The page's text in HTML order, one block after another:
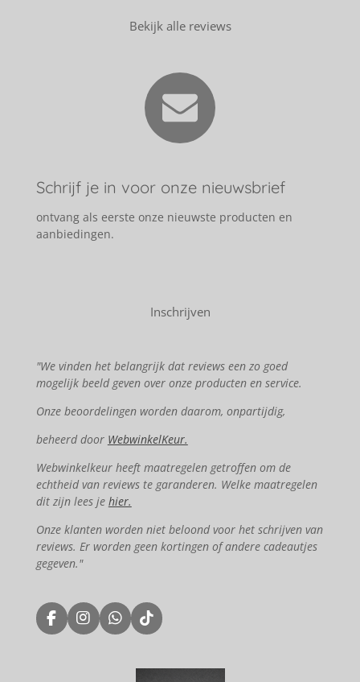
Bekijk alle reviews
Schrijf je in voor onze nieuwsbrief
ontvang als eerste onze nieuwste producten en
aanbiedingen.
Inschrijven
"We vinden het belangrijk dat reviews een zo goed
mogelijk beeld geven over onze producten en service.
Onze beoordelingen worden daarom, onpartijdig,
beheerd door WebwinkelKeur.
Webwinkelkeur heeft maatregelen getroffen om de
echtheid van reviews te garanderen. Welke maatregelen
dit zijn lees je hier.
Onze klanten worden niet beloond voor het schrijven van
reviews. Er worden geen kortingen of andere cadeautjes
gegeven."
F
a
I
n
W
h
T
i
T